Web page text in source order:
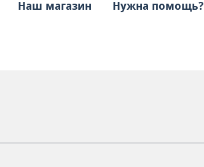
Наш магазин Нужна помощь?